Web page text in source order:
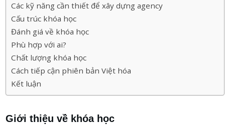
Các kỹ năng cần thiết để xây dựng agency
Cấu trúc khóa học
Đánh giá về khóa học
Phù hợp với ai?
Chất lượng khóa học
Cách tiếp cận phiên bản Việt hóa
Kết luận
Giới thiệu về khóa học